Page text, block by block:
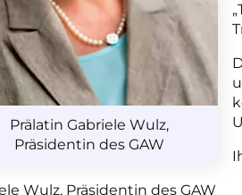
Prälatin Gabriele Wulz,
Präsidentin des GAW
Wulz, Präsidentin des GAW